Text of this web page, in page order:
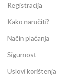
Registracija
Kako naručiti?
Način plaćanja
Sigurnost
Uslovi korištenja